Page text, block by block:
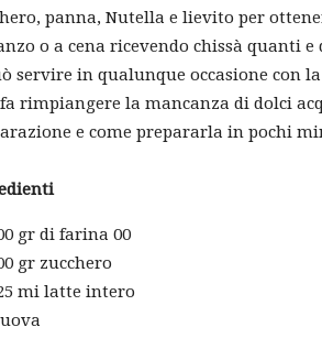
panna, Nutella e lievito per
o a cena ricevendo chissà quanti
servire in qualunque occasione con
rimpiangere la mancanza di dolci
e come prepararla in pochi
gr di farina 00
gr zucchero
mi latte intero